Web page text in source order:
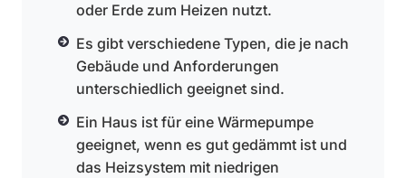
oder Erde zum Heizen nutzt.
Es gibt verschiedene Typen, die je nach
Gebäude und Anforderungen
unterschiedlich geeignet sind.
Ein Haus ist für eine Wärmepumpe
geeignet, wenn es gut gedämmt ist und
das Heizsystem mit niedrigen